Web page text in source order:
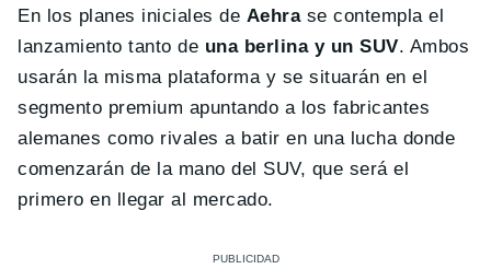
En los planes iniciales de Aehrase contempla el
lanzamiento tanto de una berlina y un SUV. Ambos
usarán la misma plataforma y se situarán en el
segmento premium apuntando a los fabricantes
alemanes como rivales a batir en una lucha donde
comenzarán de la mano del SUV, que será el
primero en llegar al mercado.